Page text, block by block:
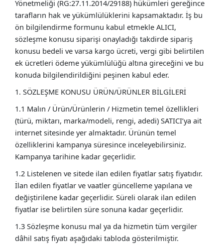
Yönetmeliği (RG:27.11.2014/29188) hükümleri gereğince
tarafların hak ve yükümlülüklerini kapsamaktadır. İş bu
ön bilgilendirme formunu kabul etmekle ALICI,
sözleşme konusu siparişi onayladığı takdirde sipariş
konusu bedeli ve varsa kargo ücreti, vergi gibi belirtilen
ek ücretleri ödeme yükümlülüğü altına gireceğini ve bu
konuda bilgilendirildiğini peşinen kabul eder.
1. SÖZLEŞME KONUSU ÜRÜN/ÜRÜNLER BİLGİLERİ
1.1 Malın / Ürün/Ürünlerin / Hizmetin temel özellikleri
(türü, miktarı, marka/modeli, rengi, adedi) SATICI’ya ait
internet sitesinde yer almaktadır. Ürünün temel
özelliklerini kampanya süresince inceleyebilirsiniz.
Kampanya tarihine kadar geçerlidir.
1.2 Listelenen ve sitede ilan edilen fiyatlar satış fiyatıdır.
İlan edilen fiyatlar ve vaatler güncelleme yapılana ve
değiştirilene kadar geçerlidir. Süreli olarak ilan edilen
fiyatlar ise belirtilen süre sonuna kadar geçerlidir.
1.3 Sözleşme konusu mal ya da hizmetin tüm vergiler
dâhil satış fiyatı aşağıdaki tabloda gösterilmiştir.